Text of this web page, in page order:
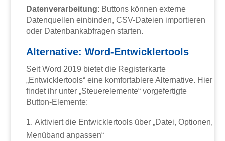
Datenverarbeitung: Buttons können externe
Datenquellen einbinden, CSV-Dateien importieren
oder Datenbankabfragen starten.
Alternative: Word-Entwicklertools
Seit Word 2019 bietet die Registerkarte
„Entwicklertools“ eine komfortablere Alternative. Hier
findet ihr unter „Steuerelemente“ vorgefertigte
Button-Elemente:
Aktiviert die Entwicklertools über „Datei, Optionen,
Menüband anpassen“